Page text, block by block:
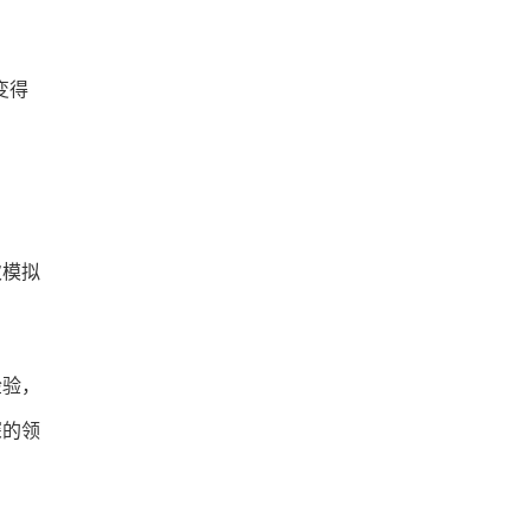
得
拟
，
领